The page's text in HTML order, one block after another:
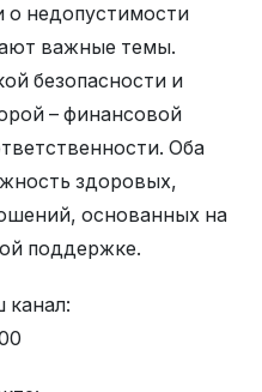
о недопустимости
важные темы.
безопасности и
– финансовой
Оба
здоровых,
основанных на
поддержке.
канал: